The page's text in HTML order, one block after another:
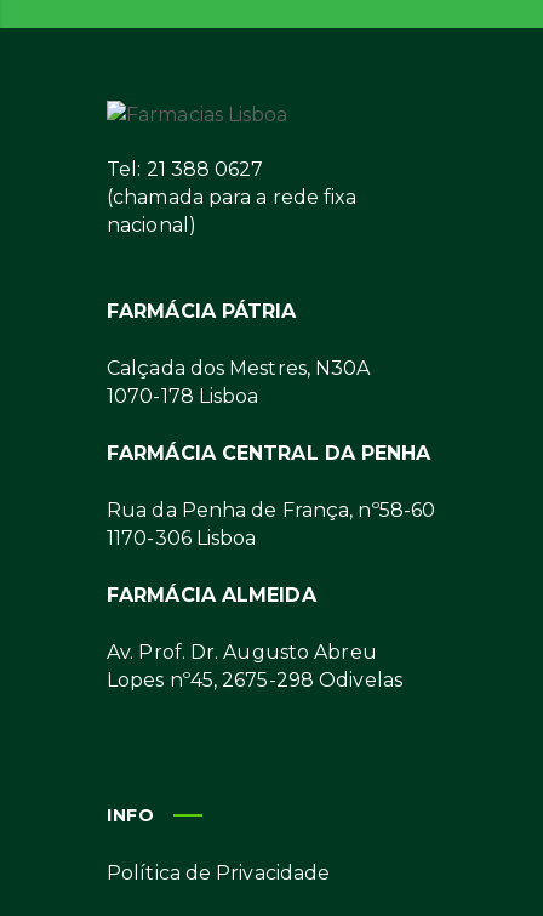
Tel: 21 388 0627
(chamada para a rede fixa
nacional)
FARMÁCIA PÁTRIA
Calçada dos Mestres, N30A
1070-178 Lisboa
FARMÁCIA CENTRAL DA PENHA
Rua da Penha de França, nº58-60
1170-306 Lisboa
FARMÁCIA ALMEIDA
Av. Prof. Dr. Augusto Abreu
Lopes nº45, 2675-298 Odivelas
INFO
Política de Privacidade